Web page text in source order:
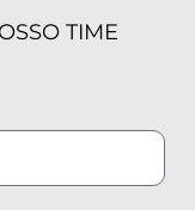
TIME